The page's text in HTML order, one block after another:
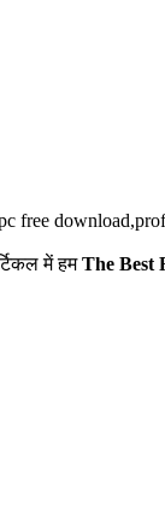
free
में हमThe Best